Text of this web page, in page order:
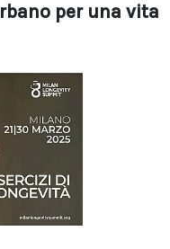
per una vita